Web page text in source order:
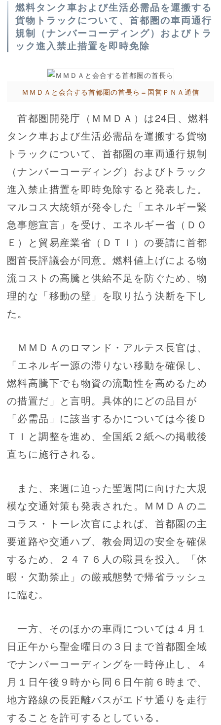
燃料タンク車および生活必需品を運搬する
貨物トラックについて、首都圏の車両通行
規制（ナンバーコーディング）およびトラ
ック進入禁止措置を即時免除
ＭＭＤＡと会合する首都圏の首長ら＝国営ＰＮＡ通信
首都圏開発庁（ＭＭＤＡ）は24日、燃料
タンク車および生活必需品を運搬する貨物
トラックについて、首都圏の車両通行規制
（ナンバーコーディング）およびトラック
進入禁止措置を即時免除すると発表した。
マルコス大統領が発令した「エネルギー緊
急事態宣言」を受け、エネルギー省（ＤＯ
Ｅ）と貿易産業省（ＤＴＩ）の要請に首都
圏首長評議会が同意。燃料値上げによる物
流コストの高騰と供給不足を防ぐため、物
理的な「移動の壁」を取り払う決断を下し
た。
ＭＭＤＡのロマンド・アルテス長官は、
「エネルギー源の滞りない移動を確保し、
燃料高騰下でも物資の流動性を高めるため
の措置だ」と言明。具体的にどの品目が
「必需品」に該当するかについては今後Ｄ
ＴＩと調整を進め、全国紙２紙への掲載後
直ちに施行される。
また、来週に迫った聖週間に向けた大規
模な交通対策も発表された。ＭＭＤＡのニ
コラス・トーレ次官によれば、首都圏の主
要道路や交通ハブ、教会周辺の安全を確保
するため、２４７６人の職員を投入。「休
暇・欠勤禁止」の厳戒態勢で帰省ラッシュ
に臨む。
一方、そのほかの車両については４月１
日正午から聖金曜日の３日まで首都圏全域
でナンバーコーディングを一時停止し、４
月１日午後９時から同６日午前６時まで、
地方路線の長距離バスがエドサ通りを走行
することを許可するとしている。